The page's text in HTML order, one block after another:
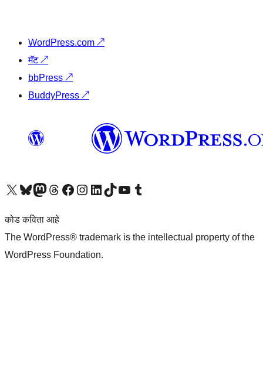
WordPress.com ↗
मॅट↗
bbPress ↗
BuddyPress ↗
आमच्या X (एक्स) (पूर्वीचे ट्विटर) खात्याला भेट द्या आमच्या ब्लूस्की खात्याला भेट द्या.आमच्या Mastodon खात्याला भेट द्या.आमच्या थ्रेड्स खात्याला भेट द्या. आमच्या फेसबुक पेजला भेट द्या आमच्या इंस्टाग्राम खात्याला भेट द्या आमच्या लिंक्डइन खात्याला भेट द्या आमच्या टिकटॉक अकाउंटला भेट द्या.आमच्या यूट्यूब चॅनेलला भेट द्या आमच्या टंबलर खात्याला भेट द्या.
कोड कविता आहे
The WordPress® trademark is the intellectual property of the
WordPress Foundation.